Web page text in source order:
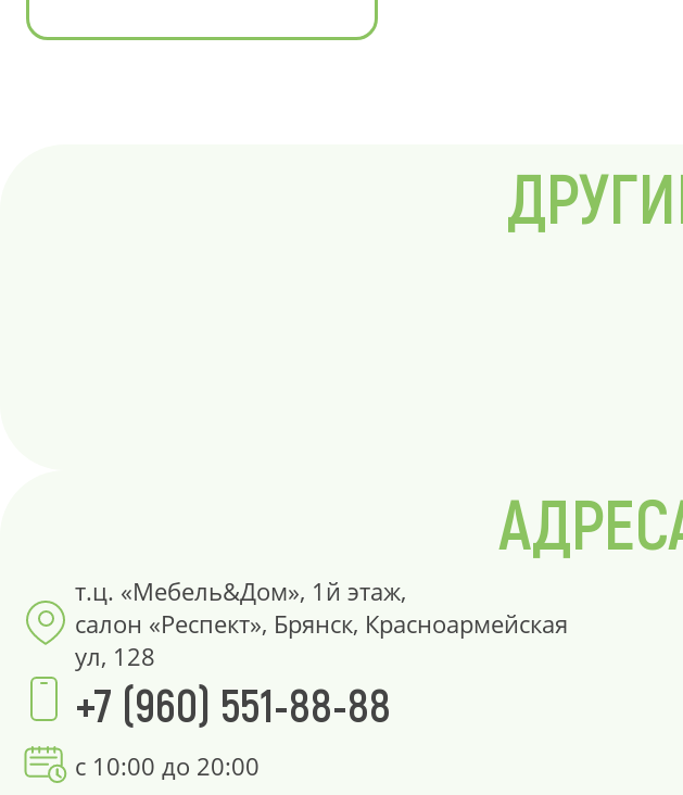
т.ц. «Мебель&Дом», 1й этаж,
салон «Респект», Брянск, Красноармейская
ул, 128
+7 (960) 551-88-88
с 10:00 до 20:00